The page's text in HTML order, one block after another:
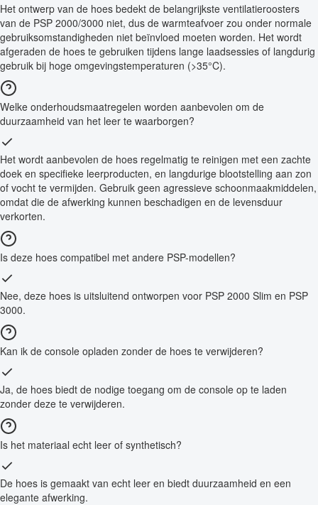
Het ontwerp van de hoes bedekt de belangrijkste ventilatieroosters
van de PSP 2000/3000 niet, dus de warmteafvoer zou onder normale
gebruiksomstandigheden niet beïnvloed moeten worden. Het wordt
afgeraden de hoes te gebruiken tijdens lange laadsessies of langdurig
gebruik bij hoge omgevingstemperaturen (>35°C).
Welke onderhoudsmaatregelen worden aanbevolen om de
duurzaamheid van het leer te waarborgen?
Het wordt aanbevolen de hoes regelmatig te reinigen met een zachte
doek en specifieke leerproducten, en langdurige blootstelling aan zon
of vocht te vermijden. Gebruik geen agressieve schoonmaakmiddelen,
omdat die de afwerking kunnen beschadigen en de levensduur
verkorten.
Is deze hoes compatibel met andere PSP-modellen?
Nee, deze hoes is uitsluitend ontworpen voor PSP 2000 Slim en PSP
3000.
Kan ik de console opladen zonder de hoes te verwijderen?
Ja, de hoes biedt de nodige toegang om de console op te laden
zonder deze te verwijderen.
Is het materiaal echt leer of synthetisch?
De hoes is gemaakt van echt leer en biedt duurzaamheid en een
elegante afwerking.